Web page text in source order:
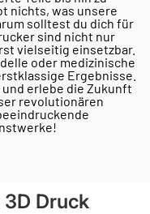
nichts, was unsere
solltest du dich für
sind nicht nur
vielseitig einsetzbar.
oder medizinische
Ergebnisse.
erlebe die Zukunft
revolutionären
Druck